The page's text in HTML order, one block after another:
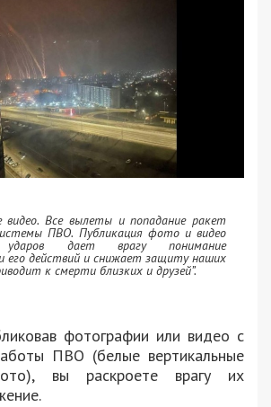
видео. Все вылеты и попадание ракет
ПВО. Публикация фото и видео
ударов дает врагу понимание
его действий и снижает защиту наших
к смерти близких и друзей”.
фотографии или видео с
ПВО (белые вертикальные
вы раскроете врагу их